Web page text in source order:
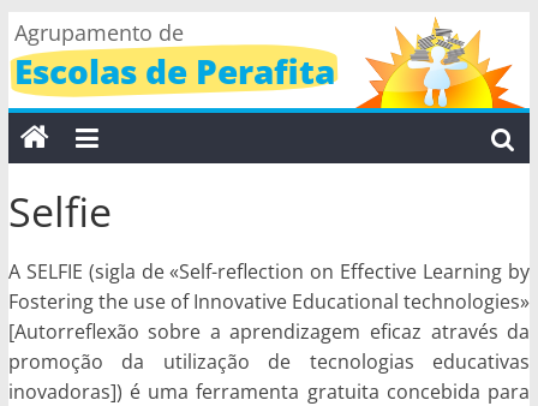
Skip
to
content
Agrupamento de
Escolas de Perafita
Selfie
A SELFIE (sigla de «Self-reflection on Effective Learning by
Fostering the use of Innovative Educational technologies»
[Autorreflexão sobre a aprendizagem eficaz através da
promoção da utilização de tecnologias educativas
inovadoras]) é uma ferramenta gratuita concebida para